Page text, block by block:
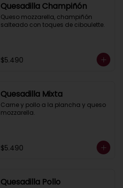
Quesadilla Champiñón
Queso mozzarella, champiñón
salteado con toques de ciboulette.
$5.490
Quesadilla Mixta
Carne y pollo a la plancha y queso
mozzarella.
$5.490
Quesadilla Pollo